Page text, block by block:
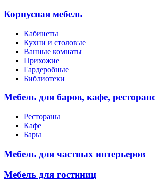
Корпусная мебель
Кабинеты
Кухни и столовые
Ванные комнаты
Прихожие
Гардеробные
Библиотеки
Мебель для баров, кафе,
Рестораны
Кафе
Бары
Мебель для частных интерьеров
Мебель для гостиниц